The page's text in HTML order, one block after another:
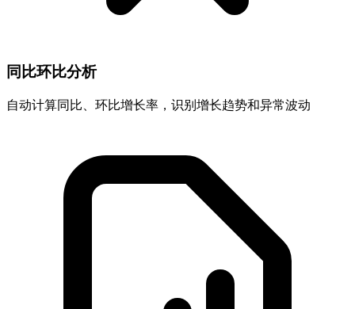
同比环比分析
自动计算同比、环比增长率，识别增长趋势和异常波动